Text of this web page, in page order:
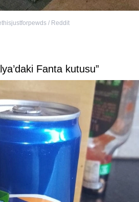
/ Reddit
Fanta kutusu”